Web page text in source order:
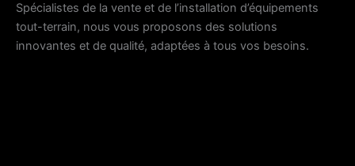
Spécialistes de la vente et de l’installation d’équipements
tout-terrain, nous vous proposons des solutions
innovantes et de qualité, adaptées à tous vos besoins.